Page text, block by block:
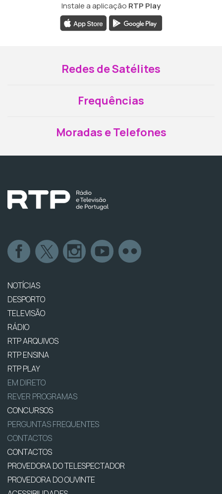
Instale a aplicação RTP Play
Redes de Satélites
Frequências
Moradas e Telefones
NOTÍCIAS
DESPORTO
TELEVISÃO
RÁDIO
RTP ARQUIVOS
RTP ENSINA
RTP PLAY
EM DIRETO
REVER PROGRAMAS
CONCURSOS
PERGUNTAS FREQUENTES
CONTACTOS
CONTACTOS
PROVEDORA DO TELESPECTADOR
PROVEDORA DO OUVINTE